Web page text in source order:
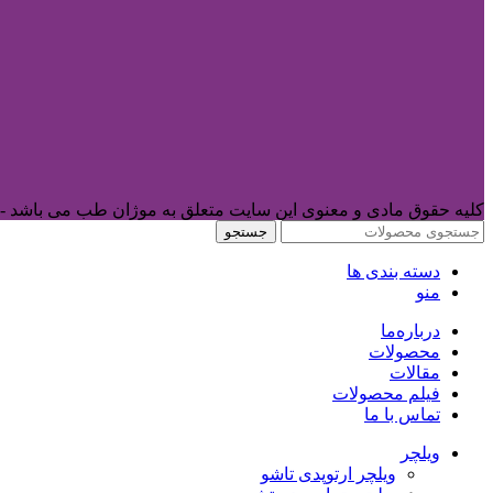
کلیه حقوق مادی و معنوی این سایت متعلق به موژان طب می باشد -
جستجو
دسته بندی ها
منو
درباره‌ما
محصولات
مقالات
فیلم محصولات
تماس با ما
ویلچر
ویلچر ارتوپدی تاشو